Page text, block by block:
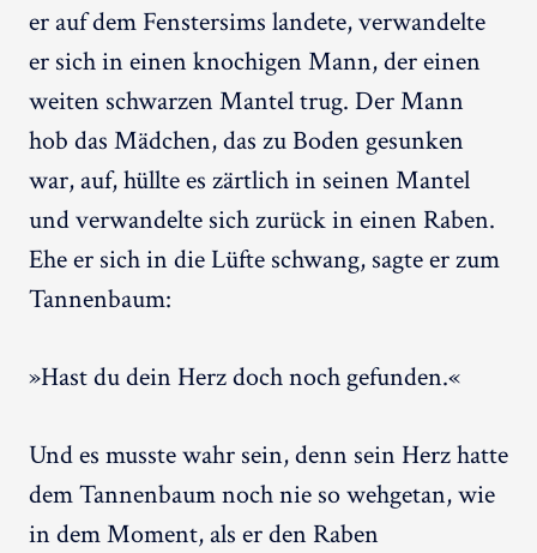
er auf dem Fenstersims landete, verwandelte
er sich in einen knochigen Mann, der einen
weiten schwarzen Mantel trug. Der Mann
hob das Mädchen, das zu Boden gesunken
war, auf, hüllte es zärtlich in seinen Mantel
und verwandelte sich zurück in einen Raben.
Ehe er sich in die Lüfte schwang, sagte er zum
Tannenbaum:
»Hast du dein Herz doch noch gefunden.«
Und es musste wahr sein, denn sein Herz hatte
dem Tannenbaum noch nie so wehgetan, wie
in dem Moment, als er den Raben